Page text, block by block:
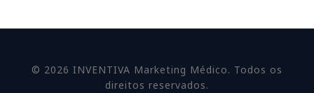
© 2026 INVENTIVA Marketing Médico. Todos os
direitos reservados.